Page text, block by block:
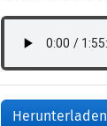
Herunterladen